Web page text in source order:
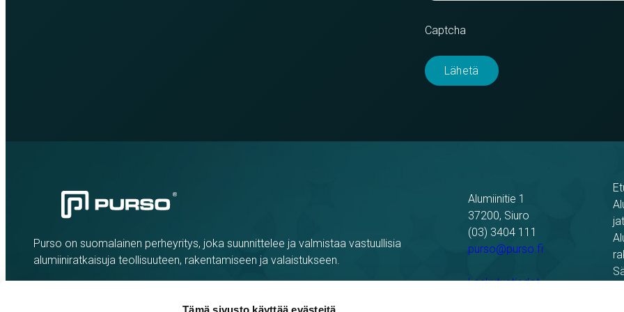
Tämä sivusto käyttää evästeitä
Captcha
Purso on suomalainen perheyritys, joka suunnittelee ja valmistaa vastuullisia
alumiiniratkaisuja teollisuuteen, rakentamiseen ja valaistukseen.
Alumiinitie 1
37200, Siuro
(03) 3404 111
purso@purso.fi
Laskutustiedot